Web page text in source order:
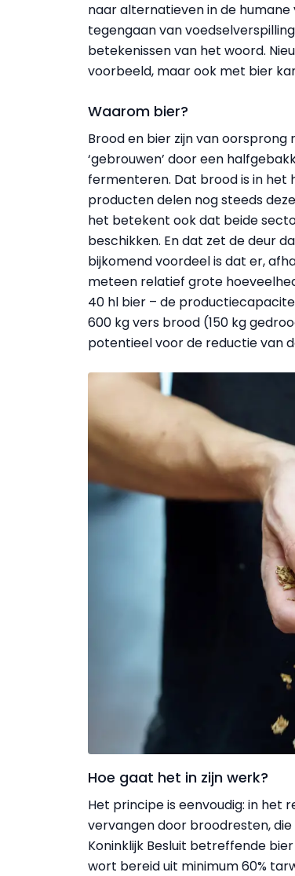
naar alternatieven in de humane
tegengaan van
betekenissen van het woord.
voorbeeld, maar ook met bier
Waarom bier?
Brood en bier zijn van
‘gebrouwen’ door een
fermenteren. Dat brood is in het
producten delen nog steeds
het betekent ook dat beide
beschikken. En dat zet de deur
bijkomend voordeel is dat er,
meteen relatief grote
40 hl bier – de
600 kg vers brood (150 kg
potentieel voor de reductie van
Hoe gaat het in zijn werk?
Het principe is eenvoudig: in
vervangen door broodresten,
Koninklijk Besluit betreffende
wort bereid uit minimum 60%